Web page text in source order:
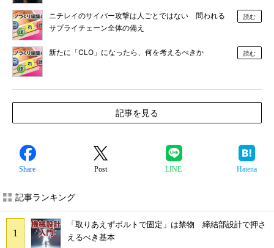
ニチレイのサイバー攻撃は人ごとではない 問われる
サプライチェーン全体の備え
読む
新たに「CLO」になったら、何を考えるべきか 読む
記事を見る
Share Post LINE Hatena
記事ランキング
「取りあえずボルトで固定」は禁物 締結部設計で押さ
えるべき基本